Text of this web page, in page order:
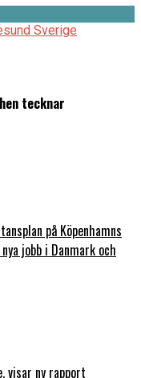
tecknar
på Köpenhamns
jobb i Danmark och
visar ny rapport